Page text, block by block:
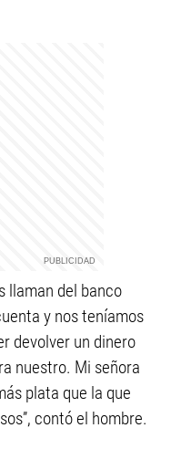
llaman del banco
y nos teníamos
devolver un dinero
nuestro. Mi señora
plata que la que
contó el hombre.